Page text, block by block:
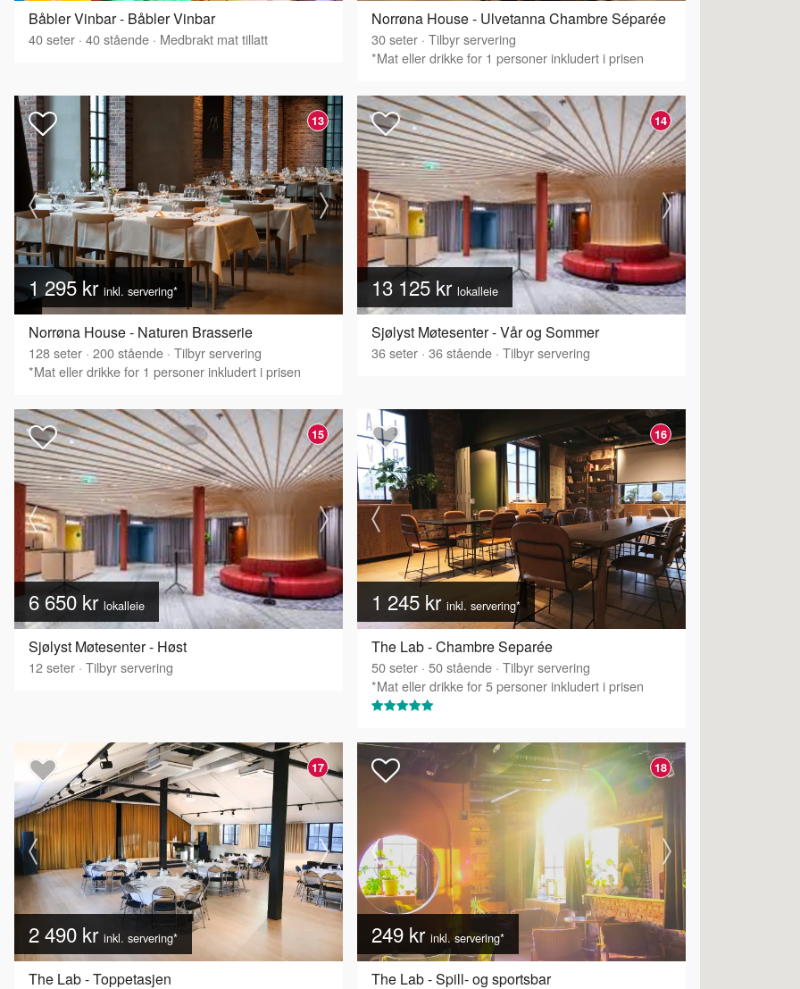
Båbler Vinbar - Båbler Vinbar
40seter · 40stående · Medbrakt mat tillatt
Norrøna House - Ulvetanna Chambre Séparée
30seter · Tilbyr servering
*Mat eller drikke for 1 personer inkludert i prisen
13
1 295 kr inkl. servering*
Norrøna House - Naturen Brasserie
128seter · 200stående · Tilbyr servering
*Mat eller drikke for 1 personer inkludert i prisen
14
13 125 kr lokalleie
Sjølyst Møtesenter - Vår og Sommer
36seter · 36stående · Tilbyr servering
15
6 650 kr lokalleie
Sjølyst Møtesenter - Høst
12seter · Tilbyr servering
16
1 245 kr inkl. servering*
The Lab - Chambre Separée
50seter · 50stående · Tilbyr servering
*Mat eller drikke for 5 personer inkludert i prisen
17
2 490 kr inkl. servering*
The Lab - Toppetasjen
18
249 kr inkl. servering*
The Lab - Spill- og sportsbar